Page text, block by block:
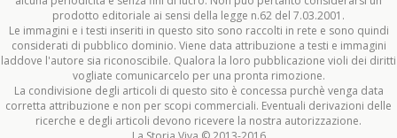
prodotto editoriale ai sensi della legge n.62 del 7.03.2001.
Le immagini e i testi inseriti in questo sito sono raccolti in rete e sono quindi
considerati di pubblico dominio. Viene data attribuzione a testi e immagini
laddove l'autore sia riconoscibile. Qualora la loro pubblicazione violi dei diritti
vogliate comunicarcelo per una pronta rimozione.
La condivisione degli articoli di questo sito è concessa purchè venga data
corretta attribuzione e non per scopi commerciali. Eventuali derivazioni delle
ricerche e degli articoli devono ricevere la nostra autorizzazione.